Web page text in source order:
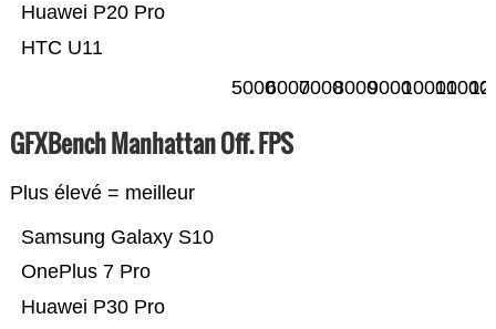
HTC U11
Huawei P20 Pro
500060007000800090001000011000
GFXBench Manhattan Off. FPS
Plus élevé = meilleur
Huawei P30 Pro
OnePlus 7 Pro
Samsung Galaxy S10